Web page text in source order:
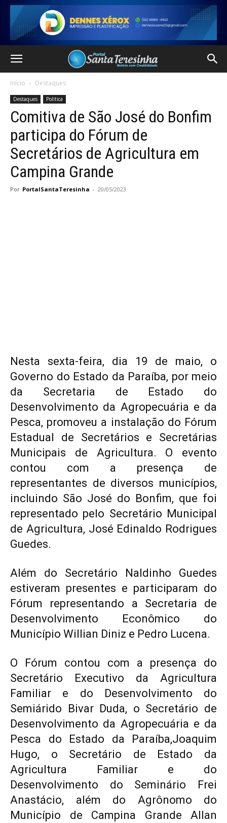
Início Destaques
Destaques Política
Comitiva de São José do Bonfim
participa do Fórum de
Secretários de Agricultura em
Campina Grande
Por PortalSantaTeresinha - 20/05/2023
Nesta sexta-feira, dia 19 de maio, o
Governo do Estado da Paraíba, por meio
da Secretaria de Estado do
Desenvolvimento da Agropecuária e da
Pesca, promoveu a instalação do Fórum
Estadual de Secretários e Secretárias
Municipais de Agricultura. O evento
contou com a presença de
representantes de diversos municípios,
incluindo São José do Bonfim, que foi
representado pelo Secretário Municipal
de Agricultura, José Edinaldo Rodrigues
Guedes.
Além do Secretário Naldinho Guedes
estiveram presentes e participaram do
Fórum representando a Secretaria de
Desenvolvimento Econômico do
Município Willian Diniz e Pedro Lucena.
O Fórum contou com a presença do
Secretário Executivo da Agricultura
Familiar e do Desenvolvimento do
Semiárido Bivar Duda, o Secretário de
Desenvolvimento da Agropecuária e da
Pesca do Estado da Paraíba,Joaquim
Hugo, o Secretário de Estado da
Agricultura Familiar e do
Desenvolvimento do Seminário Frei
Anastácio, além do Agrônomo do
Município de Campina Grande Allan